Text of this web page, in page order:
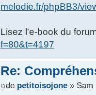
melodie.fr/phpBB3/
Lisez l'e-book du
f=80&t=4197
Re:
de petitoisojone» Sam